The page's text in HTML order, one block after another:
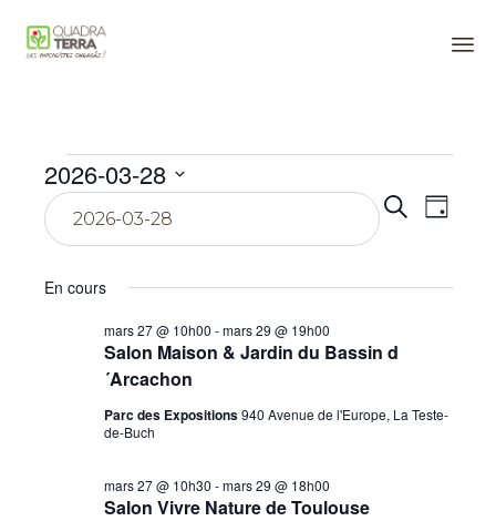
Évènements
for
mars
28,
2026
de
Recherche
Jour
2026-03-28
Sélectionnez
date.
En cours
Salon Maison & Jardin du Bassin d
´Arcachon
mars 27 @ 10h00 -mars 29 @ 19h00
Parc des Expositions940 Avenue de l'Europe, La Teste-
de-Buch
Salon Vivre Nature de Toulouse
mars 27 @ 10h30 -mars 29 @ 18h00